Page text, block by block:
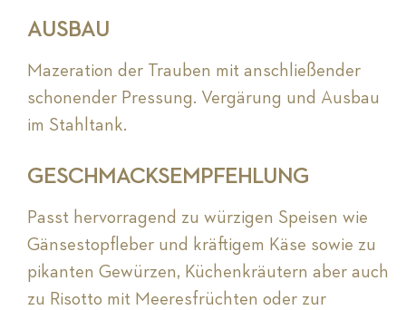
AUSBAU
Mazeration der Trauben mit anschließender
schonender Pressung. Vergärung und Ausbau
im Stahltank.
GESCHMACKSEMPFEHLUNG
Passt hervorragend zu würzigen Speisen wie
Gänsestopfleber und kräftigem Käse sowie zu
pikanten Gewürzen, Küchenkräutern aber auch
zu Risotto mit Meeresfrüchten oder zur